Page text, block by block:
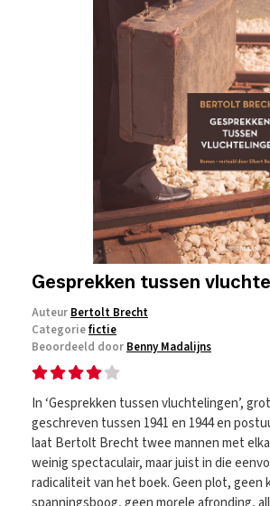
Gesprekken tussen
Auteur Bertolt Brecht
Categoriefictie
Beoordeeld door Benny Madalijns
In ‘Gesprekken tussen vluchtelingen’,
geschreven tussen 1941 en 1944 en
laat Bertolt Brecht twee mannen met
weinig spectaculair, maar juist in die
radicaliteit van het boek. Geen plot, geen